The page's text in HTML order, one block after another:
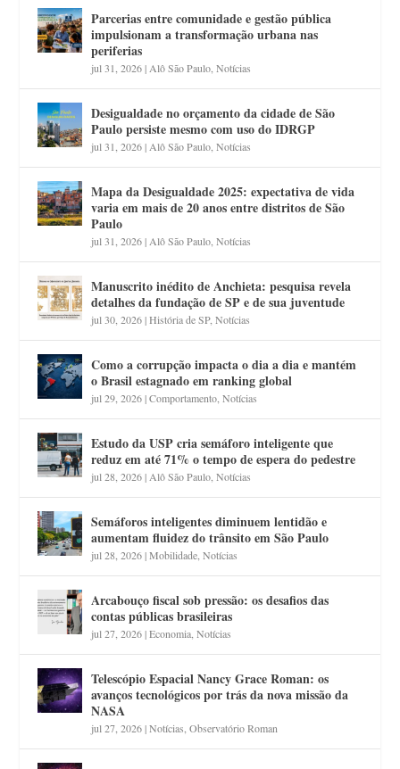
Parcerias entre comunidade e gestão pública
impulsionam a transformação urbana nas
periferias
jul 31, 2026| Alô São Paulo ,Notícias
Desigualdade no orçamento da cidade de São
Paulo persiste mesmo com uso do IDRGP
jul 31, 2026| Alô São Paulo ,Notícias
Mapa da Desigualdade 2025: expectativa de vida
varia em mais de 20 anos entre distritos de São
Paulo
jul 31, 2026| Alô São Paulo ,Notícias
Manuscrito inédito de Anchieta: pesquisa revela
detalhes da fundação de SP e de sua juventude
jul 30, 2026|História de SP,Notícias
Como a corrupção impacta o dia a dia e mantém
o Brasil estagnado em ranking global
jul 29, 2026|Comportamento ,Notícias
Estudo da USP cria semáforo inteligente que
reduz em até 71% o tempo de espera do pedestre
jul 28, 2026| Alô São Paulo ,Notícias
Semáforos inteligentes diminuem lentidão e
aumentam fluidez do trânsito em São Paulo
jul 28, 2026|Mobilidade ,Notícias
Arcabouço fiscal sob pressão: os desafios das
contas públicas brasileiras
jul 27, 2026|Economia ,Notícias
Telescópio Espacial Nancy Grace Roman: os
avanços tecnológicos por trás da nova missão da
NASA
jul 27, 2026|Notícias ,Observatório Roman